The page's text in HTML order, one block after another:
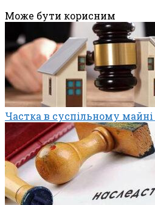
Може бути корисним
Частка в суспільному